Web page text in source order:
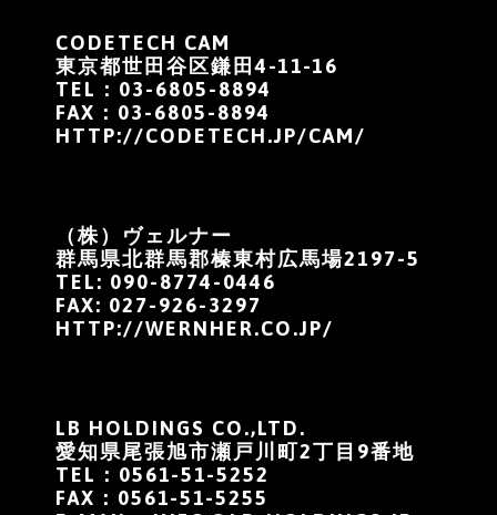
CODETECH CAM
東京都世田谷区鎌田4-11-16
TEL：03-6805-8894
FAX：03-6805-8894
HTTP://CODETECH.JP/CAM/
（株）ヴェルナー
群馬県北群馬郡榛東村広馬場2197-5
TEL: 090-8774-0446
FAX: 027-926-3297
HTTP://WERNHER.CO.JP/
LB HOLDINGS CO.,LTD.
愛知県尾張旭市瀬戸川町2丁目9番地
TEL：0561-51-5252
FAX：0561-51-5255